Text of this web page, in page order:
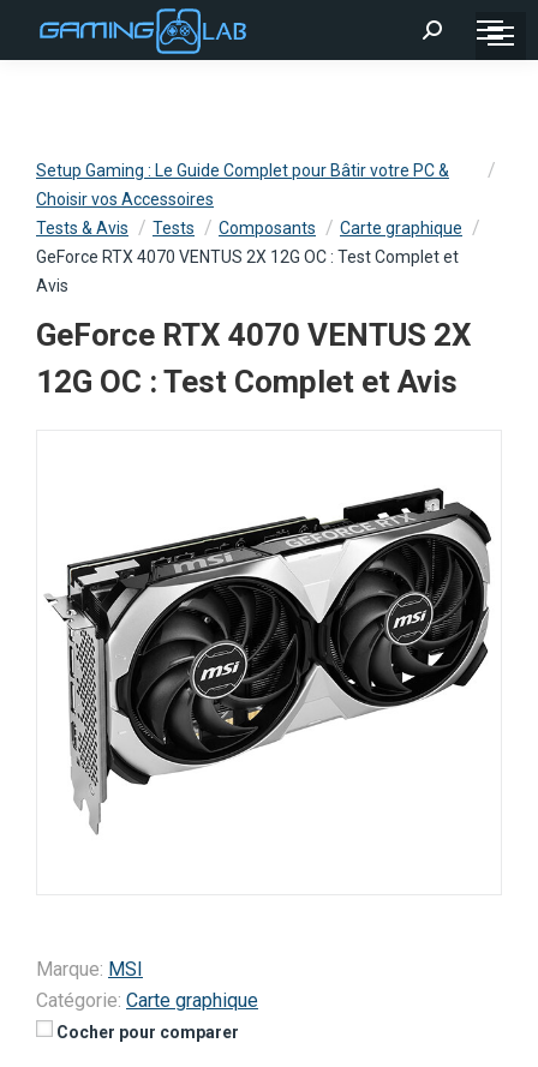
Recherche
Setup Gaming : Le Guide Complet pour Bâtir votre PC &
Choisir vos Accessoires
Tests & Avis
Tests Composants
Carte graphique
GeForce RTX 4070 VENTUS 2X 12G OC : Test Complet et
Avis
GeForce RTX 4070 VENTUS 2X
12G OC : Test Complet et Avis
Marque: MSI
Catégorie: Carte graphique
Cocher pour comparer